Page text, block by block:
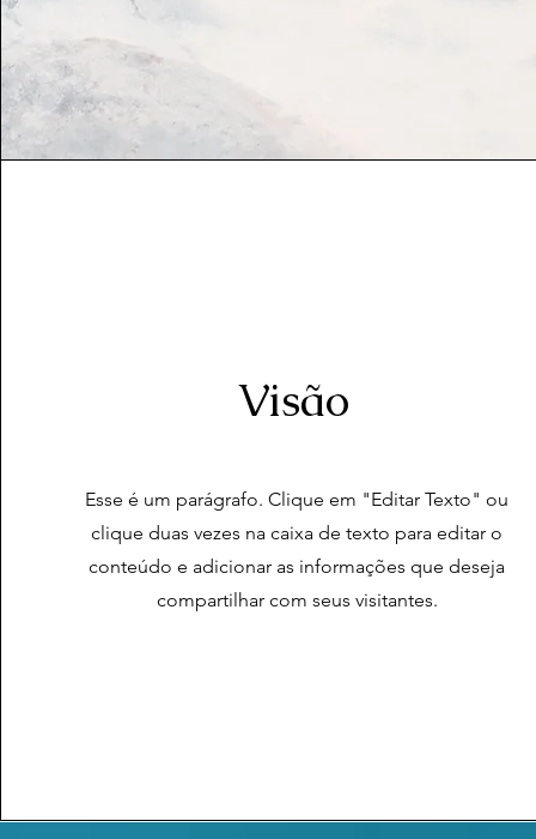
Visão
​Esse é um parágrafo. Clique em "Editar Texto" ou
clique duas vezes na caixa de texto para editar o
conteúdo e adicionar as informações que deseja
compartilhar com seus visitantes.